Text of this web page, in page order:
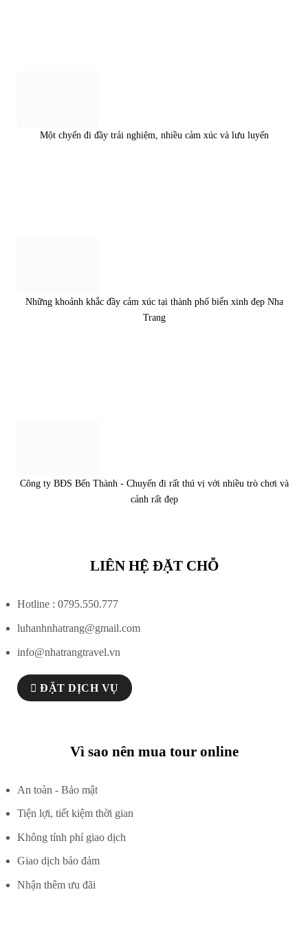
Một chyến đi đầy trải nghiệm, nhiều cảm xúc và lưu luyến
Những khoảnh khắc đầy cảm xúc tại thành phố biển xinh đẹp Nha
Trang
Công ty BĐS Bến Thành - Chuyến đi rất thú vị với nhiều trò chơi và
cảnh rất đẹp
LIÊN HỆ ĐẶT CHỖ
Hotline : 0795.550.777
luhanhnhatrang@gmail.com
info@nhatrangtravel.vn
ĐẶT DỊCH VỤ
Vì sao nên mua tour online
An toàn - Bảo mật
Tiện lợi, tiết kiệm thời gian
Không tính phí giao dịch
Giao dịch bảo đảm
Nhận thêm ưu đãi